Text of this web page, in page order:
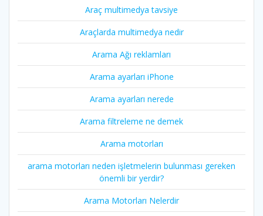
Araç multimedya tavsiye
Araçlarda multimedya nedir
Arama Ağı reklamları
Arama ayarları iPhone
Arama ayarları nerede
Arama filtreleme ne demek
Arama motorları
arama motorları neden işletmelerin bulunması gereken
önemli bir yerdir?
Arama Motorları Nelerdir